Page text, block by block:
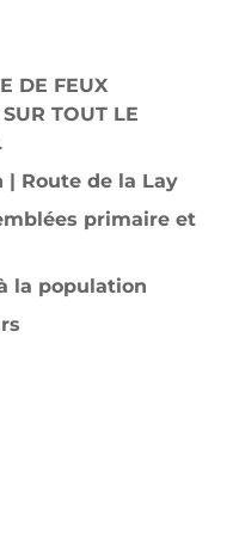
DE FEUX
TOUT LE
Route de la Lay
primaire et
la population